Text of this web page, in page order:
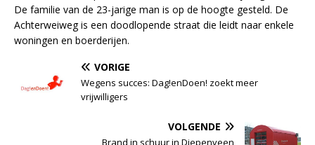
De familie van de 23-jarige man is op de hoogte gesteld. De
Achterweiweg is een doodlopende straat die leidt naar enkele
woningen en boerderijen.
VORIGE
Wegens succes: Dag!enDoen! zoekt meer
vrijwilligers
VOLGENDE
Brand in schuur in Diepenveen